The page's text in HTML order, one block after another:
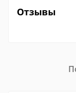
Отзывы